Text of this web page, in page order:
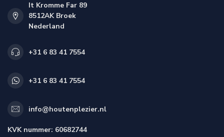
It Kromme Far 89
8512AK Broek
Nederland
+31 6 83 41 7554
+31 6 83 41 7554
info@houtenplezier.nl
KVK nummer: 60682744